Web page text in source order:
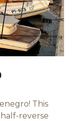
This
reverse